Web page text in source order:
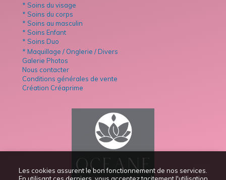
Les cookies assurent le bon fonctionnement de nos services.
* Soins du visage
* Soins du corps
* Soins au masculin
* Soins Enfant
* Soins Duo
* Maquillage / Onglerie / Divers
Galerie Photos
Nous contacter
Conditions générales de vente
Création Créaprime